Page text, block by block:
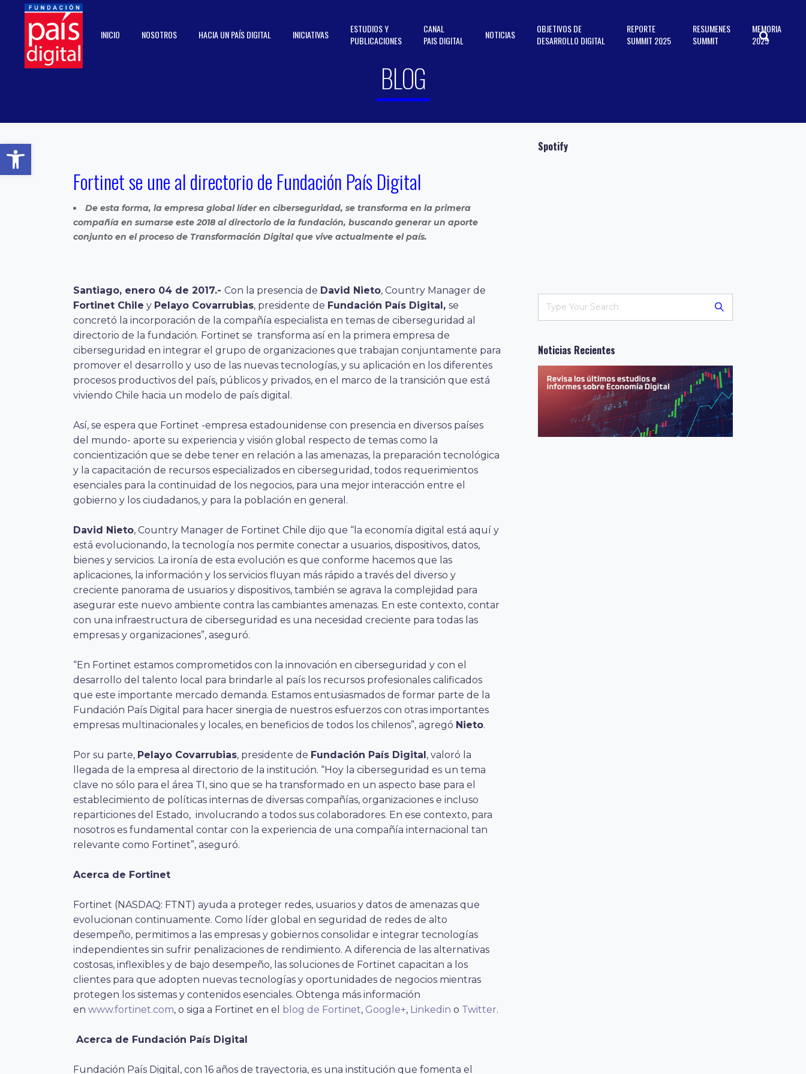
Abrir barra de herramientas
INICIO NOSOTROS HACIA UN PAÍS DIGITAL INICIATIVAS
ESTUDIOS Y
PUBLICACIONES
CANAL
PAIS DIGITAL
NOTICIAS
OBJETIVOS DE
DESARROLLO DIGITAL
REPORTE
SUMMIT 2025
RESUMENES
SUMMIT
MEMORIA
2025
BLOG
Fortinet se une al directorio de Fundación País Digital
De esta forma, la empresa global líder en ciberseguridad, se transforma en la primera
compañía en sumarse este 2018 al directorio de la fundación, buscando generar un aporte
conjunto en el proceso de Transformación Digital que vive actualmente el país.
Santiago, enero 04 de 2017.- Con la presencia de David Nieto, Country Manager de
Fortinet Chile y Pelayo Covarrubias, presidente de Fundación País Digital, se
concretó la incorporación de la compañía especialista en temas de ciberseguridad al
directorio de la fundación. Fortinet se transforma así en la primera empresa de
ciberseguridad en integrar el grupo de organizaciones que trabajan conjuntamente para
promover el desarrollo y uso de las nuevas tecnologías, y su aplicación en los diferentes
procesos productivos del país, públicos y privados, en el marco de la transición que está
viviendo Chile hacia un modelo de país digital.
Así, se espera que Fortinet -empresa estadounidense con presencia en diversos países
del mundo- aporte su experiencia y visión global respecto de temas como la
concientización que se debe tener en relación a las amenazas, la preparación tecnológica
y la capacitación de recursos especializados en ciberseguridad, todos requerimientos
esenciales para la continuidad de los negocios, para una mejor interacción entre el
gobierno y los ciudadanos, y para la población en general.
David Nieto, Country Manager de Fortinet Chile dijo que “la economía digital está aquí y
está evolucionando, la tecnología nos permite conectar a usuarios, dispositivos, datos,
bienes y servicios. La ironía de esta evolución es que conforme hacemos que las
aplicaciones, la información y los servicios fluyan más rápido a través del diverso y
creciente panorama de usuarios y dispositivos, también se agrava la complejidad para
asegurar este nuevo ambiente contra las cambiantes amenazas. En este contexto, contar
con una infraestructura de ciberseguridad es una necesidad creciente para todas las
empresas y organizaciones”, aseguró.
“En Fortinet estamos comprometidos con la innovación en ciberseguridad y con el
desarrollo del talento local para brindarle al país los recursos profesionales calificados
que este importante mercado demanda. Estamos entusiasmados de formar parte de la
Fundación País Digital para hacer sinergia de nuestros esfuerzos con otras importantes
empresas multinacionales y locales, en beneficios de todos los chilenos”, agregó Nieto.
Por su parte, Pelayo Covarrubias, presidente de Fundación País Digital, valoró la
llegada de la empresa al directorio de la institución. “Hoy la ciberseguridad es un tema
clave no sólo para el área TI, sino que se ha transformado en un aspecto base para el
establecimiento de políticas internas de diversas compañías, organizaciones e incluso
reparticiones del Estado, involucrando a todos sus colaboradores. En ese contexto, para
nosotros es fundamental contar con la experiencia de una compañía internacional tan
relevante como Fortinet”, aseguró.
Acerca de Fortinet
Fortinet (NASDAQ: FTNT) ayuda a proteger redes, usuarios y datos de amenazas que
evolucionan continuamente. Como líder global en seguridad de redes de alto
desempeño, permitimos a las empresas y gobiernos consolidar e integrar tecnologías
independientes sin sufrir penalizaciones de rendimiento. A diferencia de las alternativas
costosas, inflexibles y de bajo desempeño, las soluciones de Fortinet capacitan a los
clientes para que adopten nuevas tecnologías y oportunidades de negocios mientras
protegen los sistemas y contenidos esenciales. Obtenga más información
en www.fortinet.com, o siga a Fortinet en el blog de Fortinet, Google+, Linkedin o Twitter.
Acerca de Fundación País Digital
Fundación País Digital, con 16 años de trayectoria, es una institución que fomenta el
Spotify
Noticias Recientes